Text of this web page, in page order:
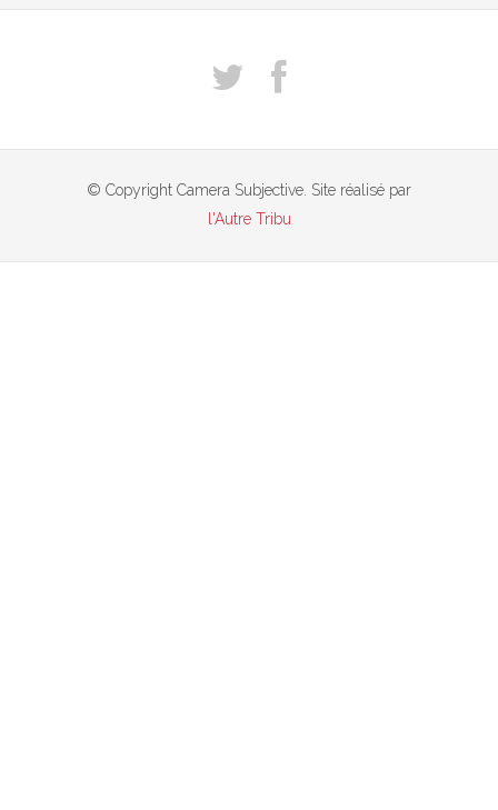
© Copyright Camera Subjective. Site réalisé par
l'Autre Tribu